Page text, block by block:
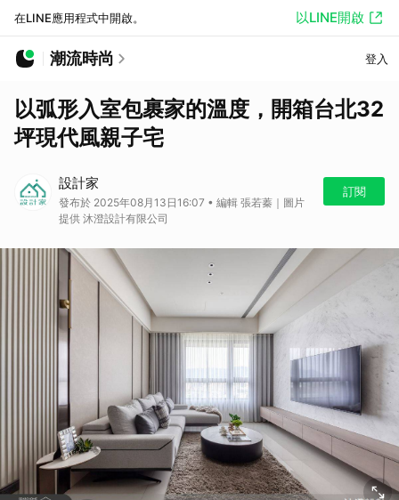
在LINE應用程式中開啟。 以LINE開啟
潮流時尚 登入
以弧形入室包裹家的溫度，開箱台北32
坪現代風親子宅
設計家
發布於 2025年08月13日16:07 • 編輯 張若蓁｜圖片
提供 沐澄設計有限公司
訂閱